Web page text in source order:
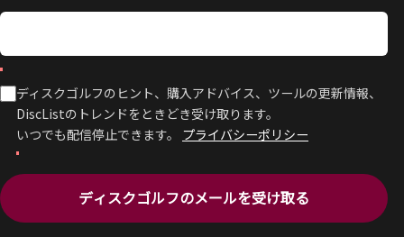
ディスクゴルフのヒント、購入アドバイス、ツールの更新情報、
DiscListのトレンドをときどき受け取ります。
いつでも配信停止できます。 プライバシーポリシー
ディスクゴルフのメールを受け取る